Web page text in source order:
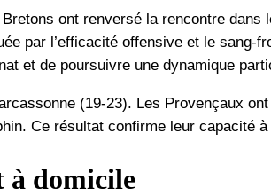
ont renversé la rencontre dans
par l’efficacité offensive et le sang-
et de poursuivre une dynamique
(19-23). Les Provençaux
Ce résultat confirme leur capacité
à domicile